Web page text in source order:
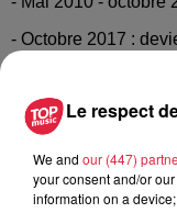
- Octobre 2017 :
Publié : 20
2025 à 16h48
Le respect
We and our (447)
your consent and/or
information on a